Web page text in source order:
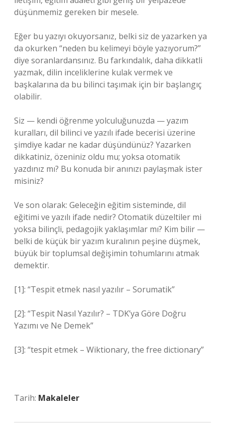
düşünmemiz gereken bir mesele.
Eğer bu yazıyı okuyorsanız, belki siz de yazarken ya
da okurken “neden bu kelimeyi böyle yazıyorum?”
diye soranlardansınız. Bu farkındalık, daha dikkatli
yazmak, dilin inceliklerine kulak vermek ve
başkalarına da bu bilinci taşımak için bir başlangıç
olabilir.
Siz — kendi öğrenme yolculuğunuzda — yazım
kuralları, dil bilinci ve yazılı ifade becerisi üzerine
şimdiye kadar ne kadar düşündünüz? Yazarken
dikkatiniz, özeniniz oldu mu; yoksa otomatik
yazdınız mı? Bu konuda bir anınızı paylaşmak ister
misiniz?
Ve son olarak: Geleceğin eğitim sisteminde, dil
eğitimi ve yazılı ifade nedir? Otomatik düzeltiler mi
yoksa bilinçli, pedagojik yaklaşımlar mı? Kim bilir —
belki de küçük bir yazım kuralının peşine düşmek,
büyük bir toplumsal değişimin tohumlarını atmak
demektir.
[1]: “Tespit etmek nasıl yazılır – Sorumatik”
[2]: “Tespit Nasıl Yazılır? – TDK’ya Göre Doğru
Yazımı ve Ne Demek”
[3]: “tespit etmek – Wiktionary, the free dictionary”
Tarih: Makaleler